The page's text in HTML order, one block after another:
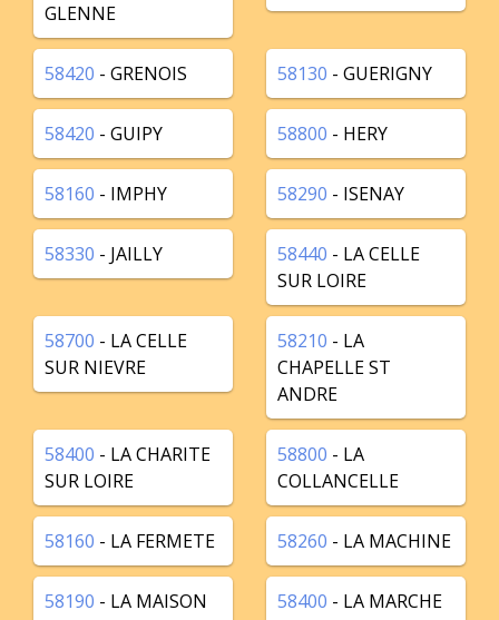
GLENNE
58420 - GRENOIS 58130 - GUERIGNY
58420 - GUIPY 58800 - HERY
58160 - IMPHY 58290 - ISENAY
58330 - JAILLY 58440 - LA CELLE
SUR LOIRE
58700 - LA CELLE
SUR NIEVRE
58210 - LA
CHAPELLE ST
ANDRE
58400 - LA CHARITE
SUR LOIRE
58800 - LA
COLLANCELLE
58160 - LA FERMETE 58260 - LA MACHINE
58190 - LA MAISON
58400 - LA MARCHE